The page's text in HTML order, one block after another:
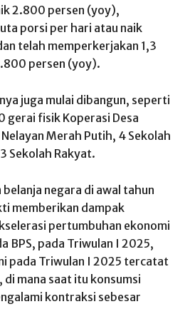
2.800 persen (yoy),
porsi per hari atau naik
telah memperkerjakan 1,3
persen (yoy).
juga mulai dibangun, seperti
gerai fisik Koperasi Desa
Merah Putih, 4 Sekolah
Sekolah Rakyat.
negara di awal tahun
memberikan dampak
pertumbuhan ekonomi
BPS, pada Triwulan I 2025,
pada Triwulan I 2025 tercatat
mana saat itu konsumsi
kontraksi sebesar